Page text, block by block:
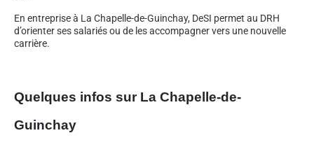
En entreprise à La Chapelle-de-Guinchay, DeSI permet au DRH
d’orienter ses salariés ou de les accompagner vers une nouvelle
carrière.
Quelques infos sur La Chapelle-de-
Guinchay